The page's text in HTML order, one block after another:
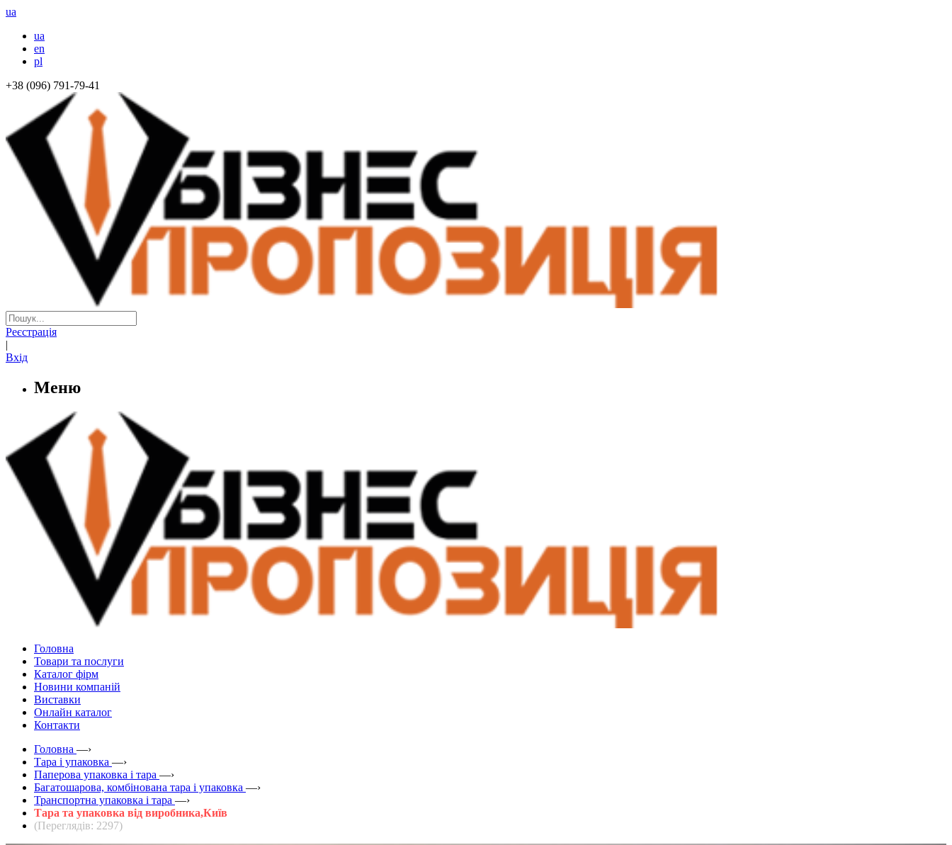
ua
ua
en
pl
+38 (096) 791-79-41
Реєстрація
|
Вхід
Меню
Головна
Товари та послуги
Каталог фірм
Новини компаній
Виставки
Онлайн каталог
Контакти
Головна —›
Тара і упаковка —›
Паперова упаковка і тара —›
Багатошарова, комбінована тара і упаковка —›
Транспортна упаковка і тара —›
Тара та упаковка від виробника,Київ
(Переглядів: 2297)